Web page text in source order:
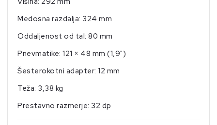
Medosna razdalja: 324 mm
Oddaljenost od tal: 80 mm
Pnevmatike: 121 × 48 mm (1,9")
Šesterokotni adapter: 12 mm
Teža: 3,38 kg
Prestavno razmerje: 32 dp